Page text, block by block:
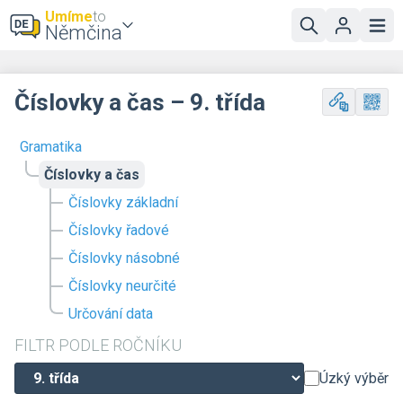
Umímeto
Němčina
Gramatika
Číslovky a čas
Číslovky základní
Číslovky řadové
Číslovky násobné
Číslovky neurčité
Určování data
FILTR PODLE ROČNÍKU
Úzký výběr
Číslovky a čas – 9. třída